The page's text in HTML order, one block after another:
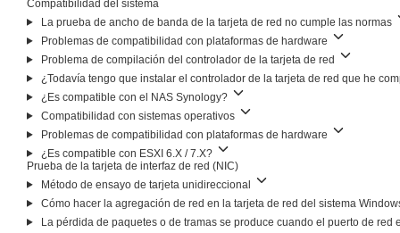
Compatibilidad del sistema
La prueba de ancho de banda de la tarjeta de red no cumple las normas
Problemas de compatibilidad con plataformas de hardware
Problema de compilación del controlador de la tarjeta de red
¿Todavía tengo que instalar el controlador de la tarjeta de red que he
¿Es compatible con el NAS Synology?
Compatibilidad con sistemas operativos
Problemas de compatibilidad con plataformas de hardware
¿Es compatible con ESXI 6.X / 7.X?
Prueba de la tarjeta de interfaz de red (NIC)
Método de ensayo de tarjeta unidireccional
Cómo hacer la agregación de red en la tarjeta de red del sistema
La pérdida de paquetes o de tramas se produce cuando el puerto de red